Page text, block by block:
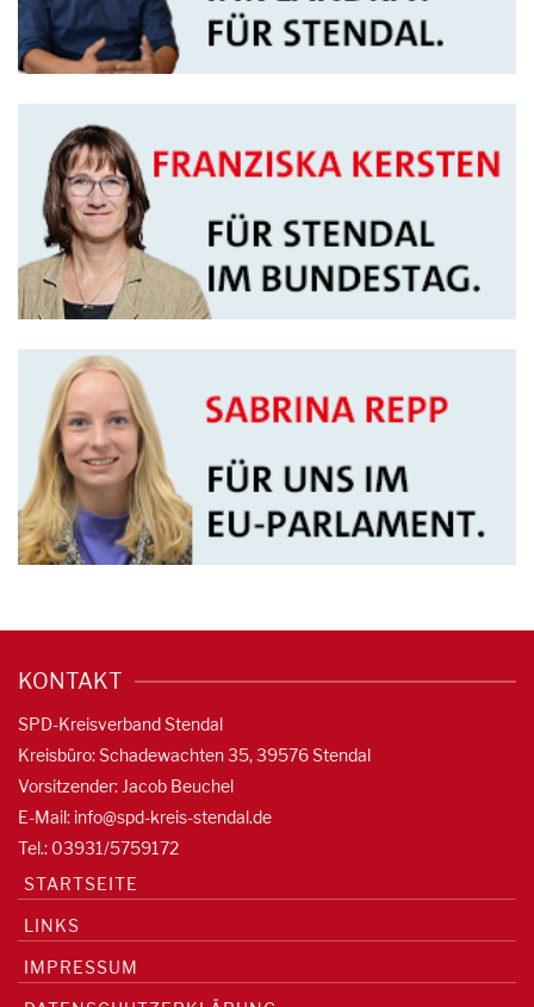
KONTAKT
SPD-Kreisverband Stendal
Kreisbüro: Schadewachten 35, 39576 Stendal
Vorsitzender: Jacob Beuchel
E-Mail: info@spd-kreis-stendal.de
Tel.: 03931/5759172
STARTSEITE
LINKS
IMPRESSUM